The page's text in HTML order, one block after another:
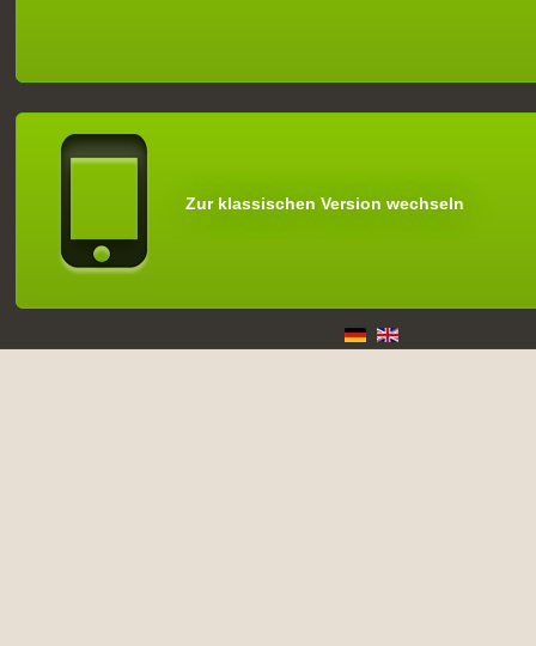
Zur klassischen Version wechseln